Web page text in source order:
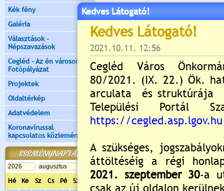
Kék fény
Galéria
Választások -
Népszavazások
Cegléd - Az én városom -
Fotópályázat
Projektek
Oldaltérkép
Adatvédelem
Koronavírussal
kapcsolatos közlemények
ESEMÉNYNAPTÁR
Hé Ke Sz Cs Pé Sz
Va
XI. körzet: Dr. Gál Irma
XII. körzet: Ifj. Dr. Tóth Tibor
XIII. körzet: Dr. Nyujtó Melinda
XIV. körzet Dr. Habony Norbert
XV. körzet: Dr. Túri József
Az oltások beadása a
Kérjük, előzetesen
Értékelés: /0
Még nincsenek hozzászólások
Kedves Látogató!